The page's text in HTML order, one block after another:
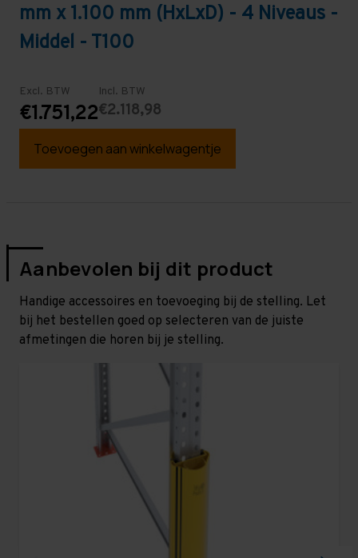
mm x 1.100 mm (HxLxD) - 4 Niveaus -
Middel - T100
Excl. BTW
€1.751,22
Incl. BTW
€2.118,98
Toevoegen aan winkelwagentje
Aanbevolen bij dit product
Handige accessoires en toevoeging bij de stelling. Let
bij het bestellen goed op selecteren van de juiste
afmetingen die horen bij je stelling.